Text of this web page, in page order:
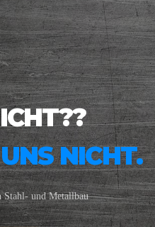
NICHT.
Stahl- und Metallbau